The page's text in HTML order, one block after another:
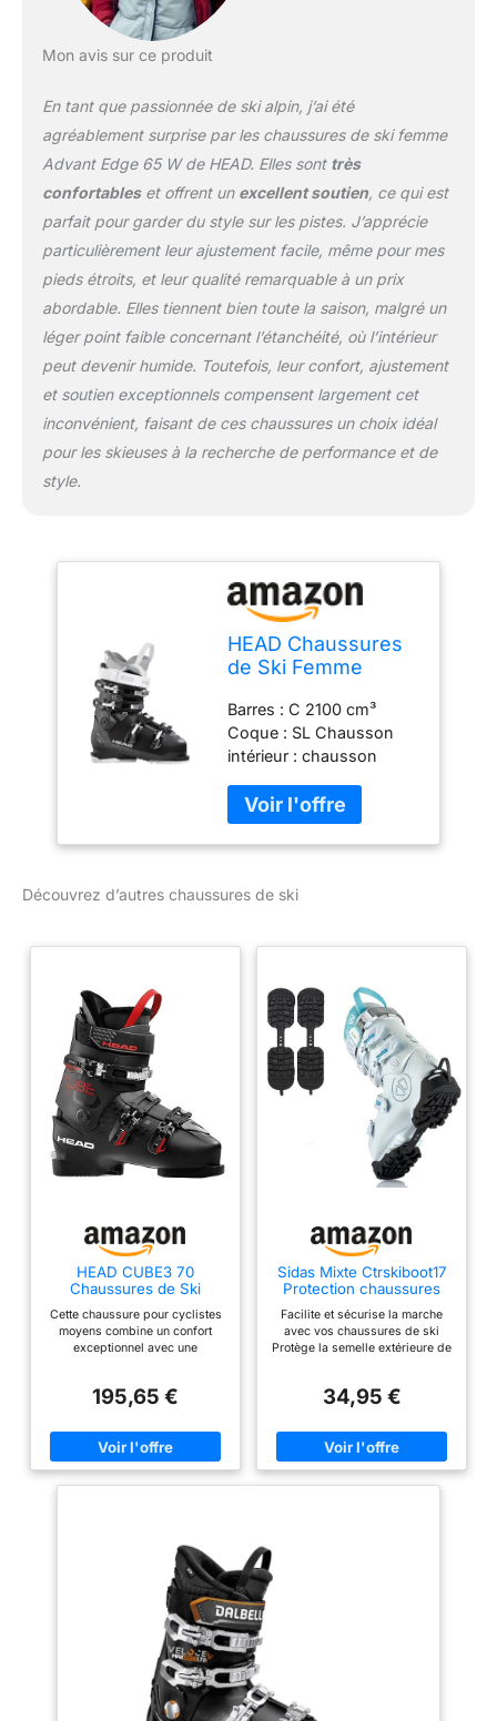
Mon avis sur ce produit
En tant que passionnée de ski alpin, j’ai été
agréablement surprise par les chaussures de ski femme
Advant Edge 65 W de HEAD. Elles sont très
confortableset offrent un excellent soutien, ce qui est
parfait pour garder du style sur les pistes. J’apprécie
particulièrement leur ajustement facile, même pour mes
pieds étroits, et leur qualité remarquable à un prix
abordable. Elles tiennent bien toute la saison, malgré un
léger point faible concernant l’étanchéité, où l’intérieur
peut devenir humide. Toutefois, leur confort, ajustement
et soutien exceptionnels compensent largement cet
inconvénient, faisant de ces chaussures un choix idéal
pour les skieuses à la recherche de performance et de
style.
HEAD Chaussures
de Ski Femme
Skischuhe,
Noir/Anthracite, 265
Barres : C 2100 cm³
Coque : SL Chausson
intérieur : chausson
sport frame, fermeture
Velcro de 30 mm Boucles
: 4 boucles en plastique
super macro, boucle
Découvrez d’autres chaussures de ski
HEAD CUBE3 70
Chaussures de Ski
Noir/Anthracite, 290
Cette chaussure pour cyclistes
moyens combine un confort
exceptionnel avec une
; un mélange qui permet de
stress Technologie Form-Fit
Boucles et sangle micro-
réglables pour un rebond
super confortable qui offre un
maintien idéal pour une
transmission rapide de la force
et un contrôle maximal
195,65 €
Sidas Mixte Ctrskiboot17
Protection chaussures
Facilite et sécurise la marche
avec vos chaussures de ski
Protège la semelle extérieure de
d'adhérance Caoutchouc souple
- Taille unique
34,95 €